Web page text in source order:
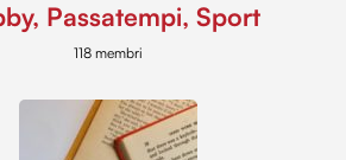
Passatempi, Sport
118 membri